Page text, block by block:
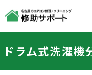
ドラム式洗濯機